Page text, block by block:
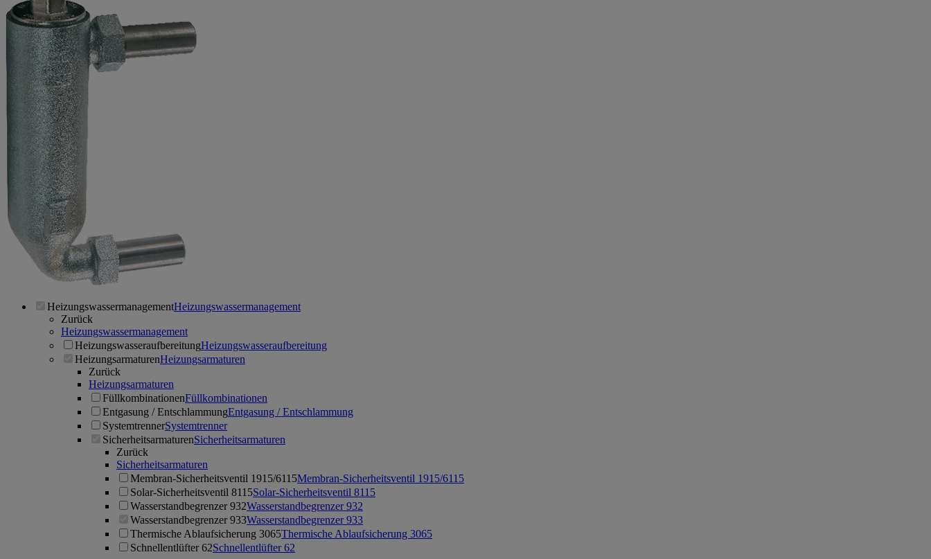
HeizungswassermanagementHeizungswassermanagement
Zurück
Heizungswassermanagement
HeizungswasseraufbereitungHeizungswasseraufbereitung
HeizungsarmaturenHeizungsarmaturen
Zurück
Heizungsarmaturen
FüllkombinationenFüllkombinationen
Entgasung / EntschlammungEntgasung / Entschlammung
SystemtrennerSystemtrenner
SicherheitsarmaturenSicherheitsarmaturen
Zurück
Sicherheitsarmaturen
Membran-Sicherheitsventil 1915/6115Membran-Sicherheitsventil 1915/6115
Solar-Sicherheitsventil 8115Solar-Sicherheitsventil 8115
Wasserstandbegrenzer 932Wasserstandbegrenzer 932
Wasserstandbegrenzer 933Wasserstandbegrenzer 933
Thermische Ablaufsicherung 3065Thermische Ablaufsicherung 3065
Schnellentlüfter 62Schnellentlüfter 62